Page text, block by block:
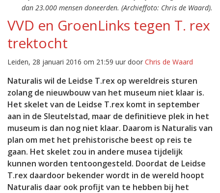
dan 23.000 mensen doneerden. (Archieffoto: Chris de Waard).
VVD en GroenLinks tegen T. rex
trektocht
Leiden, 28 januari 2016 om 21:59 uur door Chris de Waard
Naturalis wil de Leidse T.rex op wereldreis sturen
zolang de nieuwbouw van het museum niet klaar is.
Het skelet van de Leidse T.rex komt in september
aan in de Sleutelstad, maar de definitieve plek in het
museum is dan nog niet klaar. Daarom is Naturalis van
plan om met het prehistorische beest op reis te
gaan. Het skelet zou in andere musea tijdelijk
kunnen worden tentoongesteld. Doordat de Leidse
T.rex daardoor bekender wordt in de wereld hoopt
Naturalis daar ook profijt van te hebben bij het